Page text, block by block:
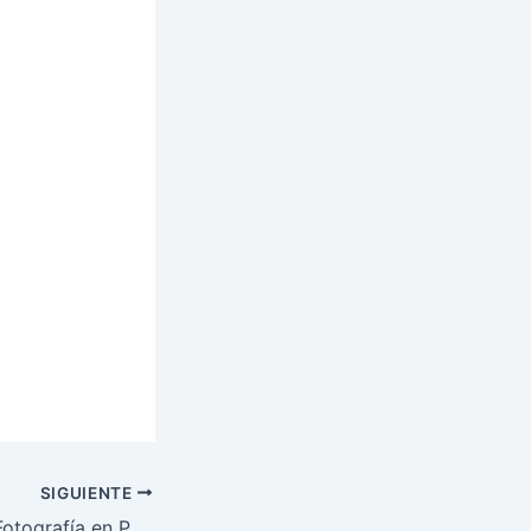
SIGUIENTE